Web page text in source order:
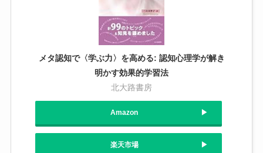
メタ認知で〈学ぶ力〉を高める: 認知心理学が解き
明かす効果的学習法
北大路書房
Amazon
楽天市場